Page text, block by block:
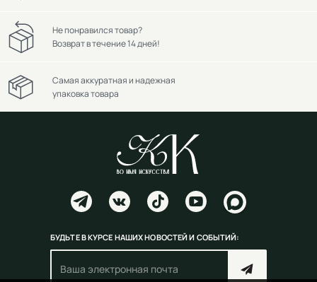
Не понравился товар?
Возврат в течение 14 дней!
Самая аккуратная и надежная
упаковка товара
БУДЬТЕ В КУРСЕ НАШИХ НОВОСТЕЙ И СОБЫТИЙ: